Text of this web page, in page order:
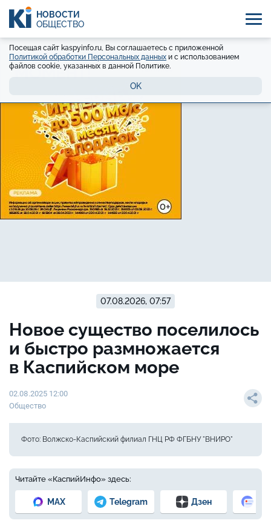
НОВОСТИ
ОБЩЕСТВО
Посещая сайт kaspyinfo.ru, Вы соглашаетесь с приложенной
Политикой обработки Персональных данных и с использованием
файлов cookie, указанных в данной Политике.
OK
07.08.2026, 07:57
Новое существо поселилось
и быстро размножается
в Каспийском море
02.08.2025 12:00
Общество
Фото: Волжско-Каспийский филиал ГНЦ РФ ФГБНУ "ВНИРО"
Читайте «КаспийИнфо» здесь:
MAX Telegram Дзен